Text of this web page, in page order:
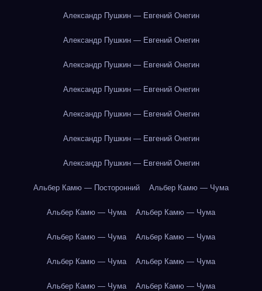
Александр Пушкин — Евгений Онегин
Александр Пушкин — Евгений Онегин
Александр Пушкин — Евгений Онегин
Александр Пушкин — Евгений Онегин
Александр Пушкин — Евгений Онегин
Александр Пушкин — Евгений Онегин
Александр Пушкин — Евгений Онегин
Альбер Камю — Посторонний Альбер Камю — Чума
Альбер Камю — Чума Альбер Камю — Чума
Альбер Камю — Чума Альбер Камю — Чума
Альбер Камю — Чума Альбер Камю — Чума
Альбер Камю — Чума Альбер Камю — Чума